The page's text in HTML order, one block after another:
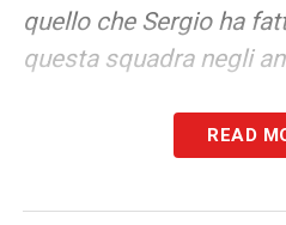
quello che Sergio ha
questa squadra negli
LA PLAYLIST DELLE
READ